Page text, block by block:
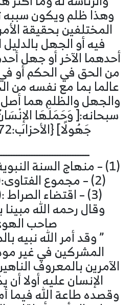
وهذا ظلم ويكون سببه
المختلفين بحقيقة
فيه أو الجهل
أحدهما الآخر أو جهل
من الحق في الحكم أو
عالما بما مع نفسه من
والجهل والظلم هما
سبحانه:[ وَحَمَلَهَا
جَهُولًا] {الأحزاب:72} ” أهـ (3)
(1) – منهاج السنة النبوية:( ج5/ ص256).
(2) – مجموع الفتاوى:( ج1/ ص17).
(3) – اقتضاء الصراط :(ج1/ ص37).
وقال رحمه الله
صاحب
” وقد أمر الله نبيه
المشركين في غير
الآمرين بالمعروف
الإنسان عليه أولا أن
وقصده طاعة الله فيما